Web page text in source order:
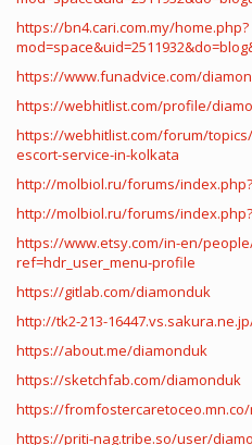
https://bn4.cari.com.my/home.php?
https://www.funadvice.com/
https://webhitlist.com/profile/
https://webhitlist.com/forum/
escort-service-in-kolkata
http://molbiol.ru/forums/
http://molbiol.ru/forums/
https://www.etsy.com/in-en/
ref=hdr_user_menu-profile
https://gitlab.com/diamonduk
http://tk2-213-
https://about.me/diamonduk
https://sketchfab.com/diamonduk
https://fromfostercaretoceo.mn.co/
https://priti-nag.tribe.so/user/